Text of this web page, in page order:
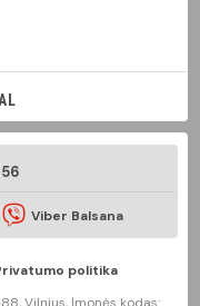
Viber Balsana
politika